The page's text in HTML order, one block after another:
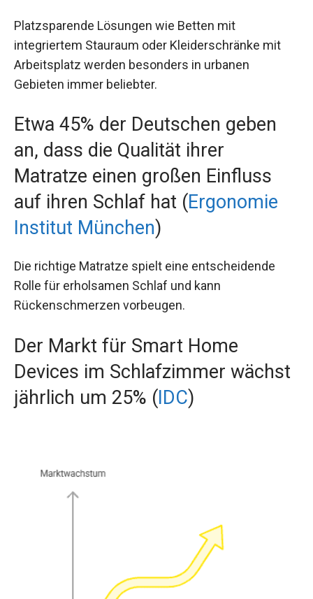
Platzsparende Lösungen wie Betten mit
integriertem Stauraum oder Kleiderschränke mit
Arbeitsplatz werden besonders in urbanen
Gebieten immer beliebter.
Etwa 45% der Deutschen geben
an, dass die Qualität ihrer
Matratze einen großen Einfluss
auf ihren Schlaf hat (Ergonomie
Institut München)
Die richtige Matratze spielt eine entscheidende
Rolle für erholsamen Schlaf und kann
Rückenschmerzen vorbeugen.
Der Markt für Smart Home
Devices im Schlafzimmer wächst
jährlich um 25% (IDC)